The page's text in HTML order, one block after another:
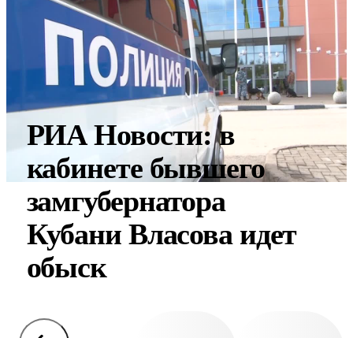
РИА Новости: в
кабинете бывшего
замгубернатора
Кубани Власова идет
обыск